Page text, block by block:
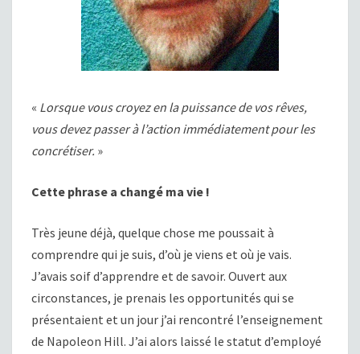
« Lorsque vous croyez en la puissance de vos rêves,
vous devez passer à l’action immédiatement pour les
concrétiser. »
Cette phrase a changé ma vie !
Très jeune déjà, quelque chose me poussait à
comprendre qui je suis, d’où je viens et où je vais.
J’avais soif d’apprendre et de savoir. Ouvert aux
circonstances, je prenais les opportunités qui se
présentaient et un jour j’ai rencontré l’enseignement
de Napoleon Hill. J’ai alors laissé le statut d’employé